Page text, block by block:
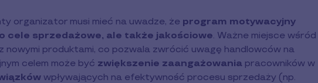
organizator musi mieć na uwadze, że program motywacyjny
cele sprzedażowe, ale także jakościowe. Ważne miejsce wśród
nowymi produktami, co pozwala zwrócić uwagę handlowców na
celem może być zwiększenie zaangażowania pracowników w
wpływających na efektywność procesu sprzedaży (np.